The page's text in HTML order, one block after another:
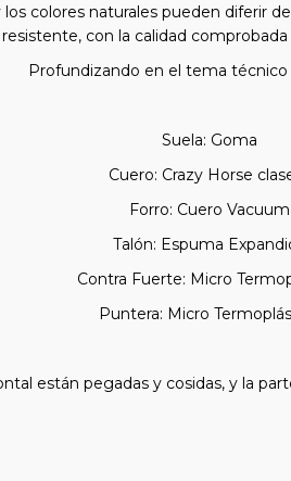
colores naturales pueden diferir
resistente, con la calidad
Profundizando en el tema
Suela: Goma
Cuero: Crazy Horse
Forro: Cuero Vacuum
Talón: Espuma
Contra Fuerte: Micro
Puntera: Micro
están pegadas y cosidas, y la